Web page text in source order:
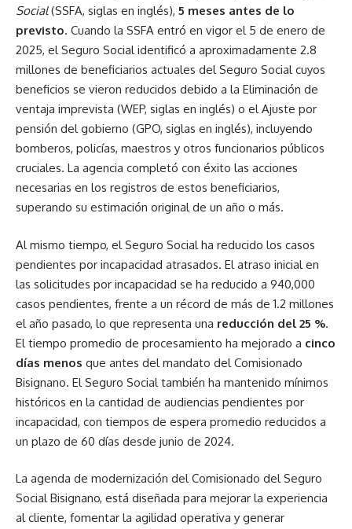
Social(SSFA, siglas en inglés), 5 meses antes de lo
previsto. Cuando la SSFA entró en vigor el 5 de enero de
2025, el Seguro Social identificó a aproximadamente 2.8
millones de beneficiarios actuales del Seguro Social cuyos
beneficios se vieron reducidos debido a la Eliminación de
ventaja imprevista (WEP, siglas en inglés) o el Ajuste por
pensión del gobierno (GPO, siglas en inglés), incluyendo
bomberos, policías, maestros y otros funcionarios públicos
cruciales. La agencia completó con éxito las acciones
necesarias en los registros de estos beneficiarios,
superando su estimación original de un año o más.
Al mismo tiempo, el Seguro Social ha reducido los casos
pendientes por incapacidad atrasados. El atraso inicial en
las solicitudes por incapacidad se ha reducido a 940,000
casos pendientes, frente a un récord de más de 1.2 millones
el año pasado, lo que representa una reducción del 25 %.
El tiempo promedio de procesamiento ha mejorado a cinco
días menos que antes del mandato del Comisionado
Bisignano. El Seguro Social también ha mantenido mínimos
históricos en la cantidad de audiencias pendientes por
incapacidad, con tiempos de espera promedio reducidos a
un plazo de 60 días desde junio de 2024.
La agenda de modernización del Comisionado del Seguro
Social Bisignano, está diseñada para mejorar la experiencia
al cliente, fomentar la agilidad operativa y generar